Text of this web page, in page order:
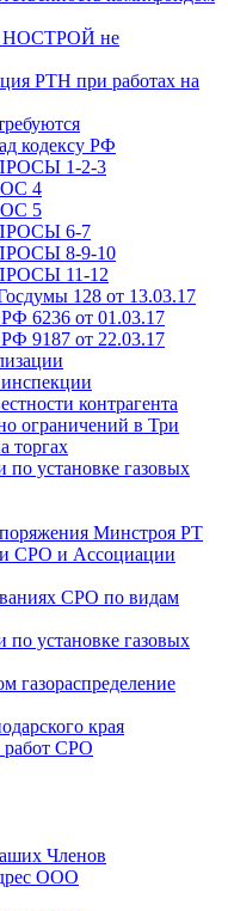
НОСТРОЙ не
РТН при работах на
кодексу РФ
1-2-3
4
5
6-7
8-9-10
11-12
128 от 13.03.17
6236 от 01.03.17
9187 от 22.03.17
контрагента
ограничений в Три
торгах
по установке газовых
Минстроя РТ
СРО и Ассоциации
СРО по видам
по установке газовых
газораспределение
края
СРО
Членов
ООО